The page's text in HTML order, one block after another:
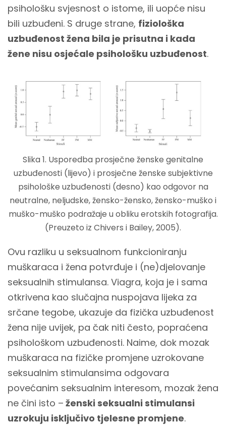
psihološku svjesnost o istome, ili uopće nisu
bili uzbuđeni. S druge strane, fiziološka
uzbuđenost žena bila je prisutna i kada
žene nisu osjećale psihološku uzbuđenost.
Slika 1. Usporedba prosječne ženske genitalne
uzbuđenosti (lijevo) i prosječne ženske subjektivne
psihološke uzbuđenosti (desno) kao odgovor na
neutralne, neljudske, žensko-žensko, žensko-muško i
muško-muško podražaje u obliku erotskih fotografija.
(Preuzeto iz Chivers i Bailey, 2005).
Ovu razliku u seksualnom funkcioniranju
muškaraca i žena potvrđuje i (ne)djelovanje
seksualnih stimulansa. Viagra, koja je i sama
otkrivena kao slučajna nuspojava lijeka za
srčane tegobe, ukazuje da fizička uzbuđenost
žena nije uvijek, pa čak niti često, popraćena
psihološkom uzbuđenosti. Naime, dok mozak
muškaraca na fizičke promjene uzrokovane
seksualnim stimulansima odgovara
povećanim seksualnim interesom, mozak žena
ne čini isto – ženski seksualni stimulansi
uzrokuju isključivo tjelesne promjene.